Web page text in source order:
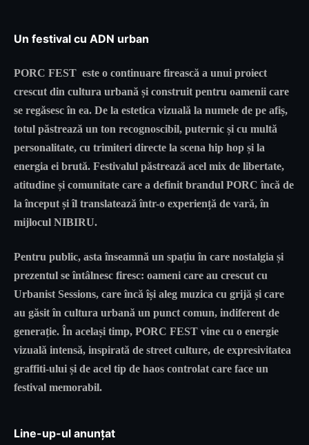
Un festival cu ADN urban
PORC FEST este o continuare firească a unui proiect
crescut din cultura urbană și construit pentru oamenii care
se regăsesc în ea. De la estetica vizuală la numele de pe afiș,
totul păstrează un ton recognoscibil, puternic și cu multă
personalitate, cu trimiteri directe la scena hip hop și la
energia ei brută. Festivalul păstrează acel mix de libertate,
atitudine și comunitate care a definit brandul PORC încă de
la început și îl translatează într-o experiență de vară, în
mijlocul NIBIRU.
Pentru public, asta înseamnă un spațiu în care nostalgia și
prezentul se întâlnesc firesc: oameni care au crescut cu
Urbanist Sessions, care încă își aleg muzica cu grijă și care
au găsit în cultura urbană un punct comun, indiferent de
generație. În același timp, PORC FEST vine cu o energie
vizuală intensă, inspirată de street culture, de expresivitatea
graffiti-ului și de acel tip de haos controlat care face un
festival memorabil.
Line-up-ul anunțat